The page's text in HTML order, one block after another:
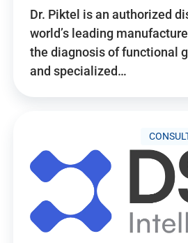
Dr. Piktel is an authorized
world’s leading
the diagnosis of functional
and specialized…